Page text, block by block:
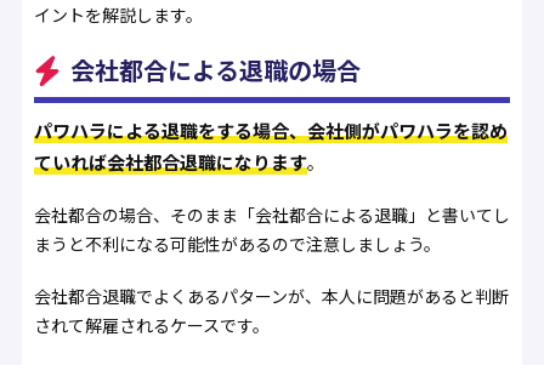
イントを解説します。
会社都合による退職の場合
パワハラによる退職をする場合、会社側がパワハラを認め
ていれば会社都合退職になります。
会社都合の場合、そのまま「会社都合による退職」と書いてし
まうと不利になる可能性があるので注意しましょう。
会社都合退職でよくあるパターンが、本人に問題があると判断
されて解雇されるケースです。